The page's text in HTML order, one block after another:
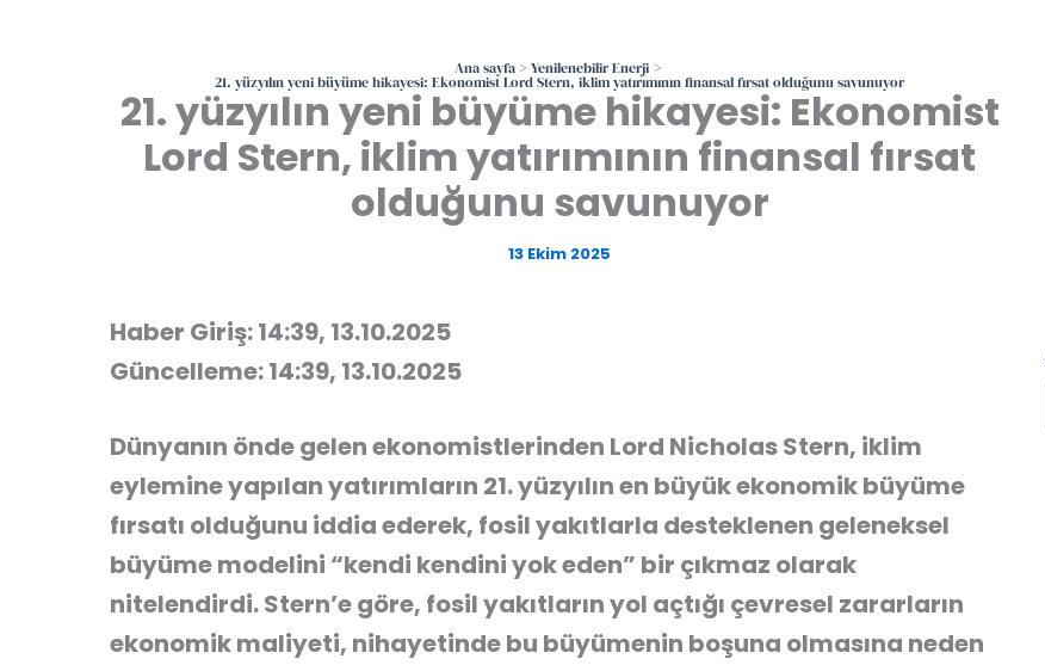
Ana sayfa Yenilenebilir Enerji
21. yüzyılın yeni büyüme hikayesi: Ekonomist Lord Stern, iklim yatırımının finansal fırsat olduğunu savunuyor
21. yüzyılın yeni büyüme hikayesi: Ekonomist
Lord Stern, iklim yatırımının finansal fırsat
olduğunu savunuyor
13 Ekim 2025
Haber Giriş: 14:39, 13.10.2025
Güncelleme: 14:39, 13.10.2025
Dünyanın önde gelen ekonomistlerinden Lord Nicholas Stern, iklim
eylemine yapılan yatırımların 21. yüzyılın en büyük ekonomik büyüme
fırsatı olduğunu iddia ederek, fosil yakıtlarla desteklenen geleneksel
büyüme modelini “kendi kendini yok eden” bir çıkmaz olarak
nitelendirdi. Stern’e göre, fosil yakıtların yol açtığı çevresel zararların
ekonomik maliyeti, nihayetinde bu büyümenin boşuna olmasına neden